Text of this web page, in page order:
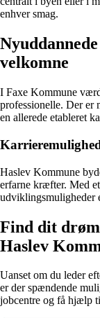
enhver smag.
velkomne
I Faxe Kommune
professionelle. Der er
en allerede etableret
Haslev Kommune
erfarne kræfter. Med
udviklingsmuligheder
Find dit
Haslev
Uanset om du leder
er der spændende
jobcentre og få hjælp